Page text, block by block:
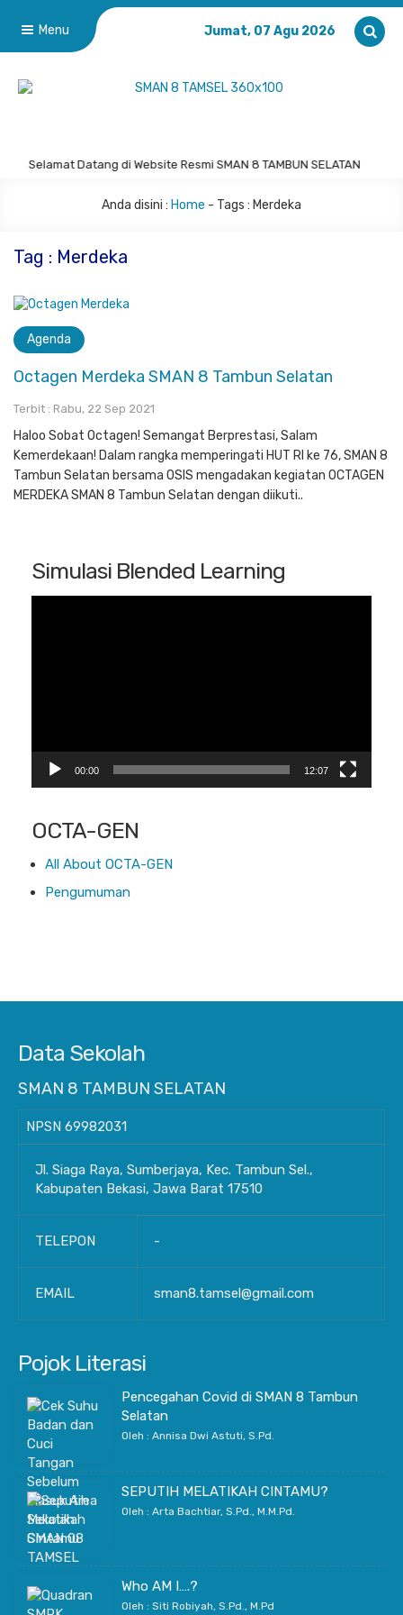
Menu Jumat, 07 Agu 2026
Selamat Datang di Website Resmi SMAN 8 TAMBUN SELATAN
Anda disini : Home - Tags : Merdeka
Tag : Merdeka
Agenda
Octagen Merdeka SMAN 8 Tambun Selatan
Terbit : Rabu, 22 Sep 2021
Haloo Sobat Octagen! Semangat Berprestasi, Salam
Kemerdekaan! Dalam rangka memperingati HUT RI ke 76, SMAN 8
Tambun Selatan bersama OSIS mengadakan kegiatan OCTAGEN
MERDEKA SMAN 8 Tambun Selatan dengan diikuti..
Simulasi Blended Learning
00:00 12:07
OCTA-GEN
All About OCTA-GEN
Pengumuman
Data Sekolah
SMAN 8 TAMBUN SELATAN
NPSN 69982031
Jl. Siaga Raya, Sumberjaya, Kec. Tambun Sel.,
Kabupaten Bekasi, Jawa Barat 17510
TELEPON -
EMAIL sman8.tamsel@gmail.com
Pojok Literasi
Pencegahan Covid di SMAN 8 Tambun
Selatan
Oleh : Annisa Dwi Astuti, S.Pd.
SEPUTIH MELATIKAH CINTAMU?
Oleh : Arta Bachtiar, S.Pd., M.M.Pd.
Who AM I….?
Oleh : Siti Robiyah, S.Pd., M.Pd